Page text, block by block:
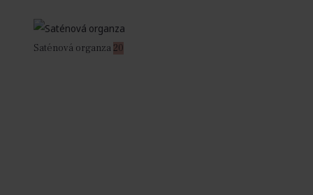
Saténová organza 20